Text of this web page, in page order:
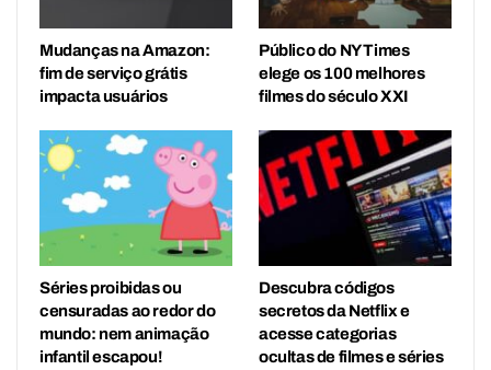
Mudanças na Amazon:
fim de serviço grátis
impacta usuários
Público do NY Times
elege os 100 melhores
filmes do século XXI
Séries proibidas ou
censuradas ao redor do
mundo: nem animação
infantil escapou!
Descubra códigos
secretos da Netflix e
acesse categorias
ocultas de filmes e séries